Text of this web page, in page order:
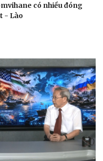
có nhiều đóng
- Lào